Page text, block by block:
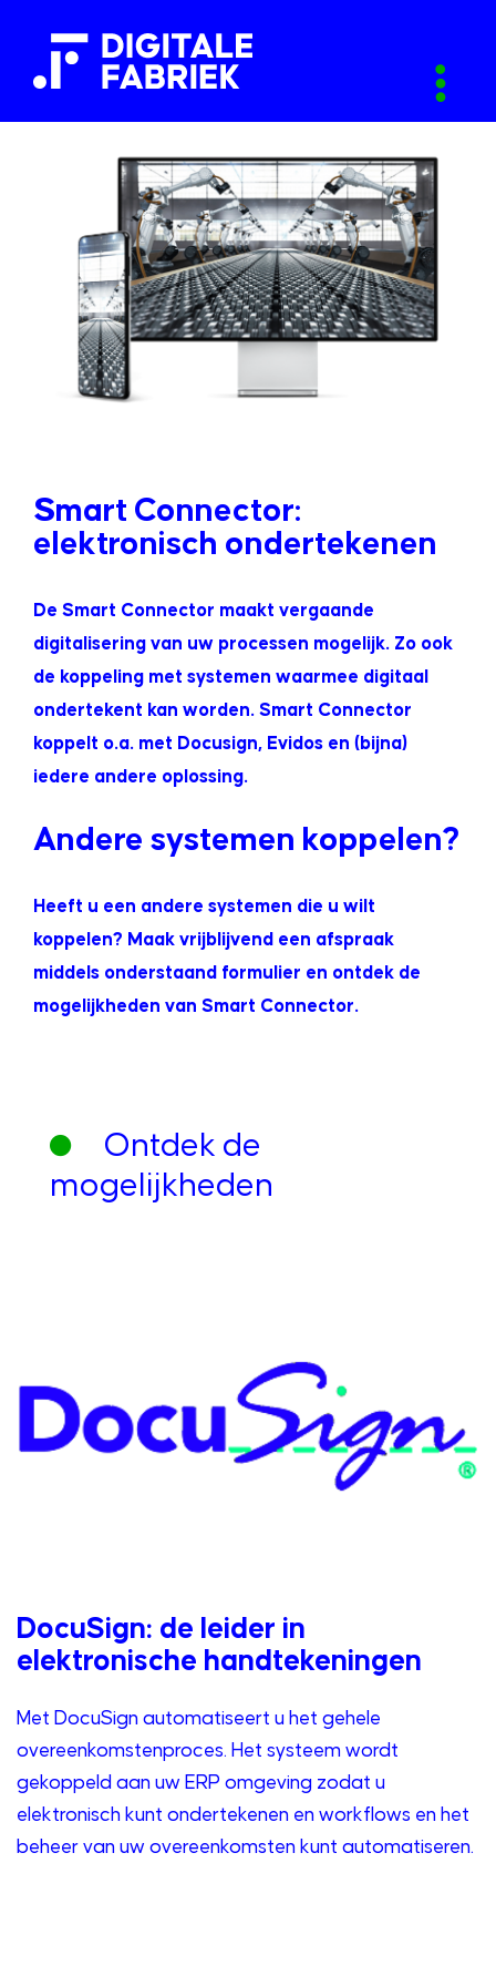
Smart Connector:
elektronisch ondertekenen
De Smart Connector maakt vergaande
digitalisering van uw processen mogelijk. Zo ook
de koppeling met systemen waarmee digitaal
ondertekent kan worden. Smart Connector
koppelt o.a. met Docusign, Evidos en (bijna)
iedere andere oplossing.
Andere systemen koppelen?
Heeft u een andere systemen die u wilt
koppelen? Maak vrijblijvend een afspraak
middels onderstaand formulier en ontdek de
mogelijkheden van Smart Connector.
Ontdek de
mogelijkheden
DocuSign: de leider in
elektronische handtekeningen
Met DocuSign automatiseert u het gehele
overeenkomstenproces. Het systeem wordt
gekoppeld aan uw ERP omgeving zodat u
elektronisch kunt ondertekenen en workflows en het
beheer van uw overeenkomsten kunt automatiseren.